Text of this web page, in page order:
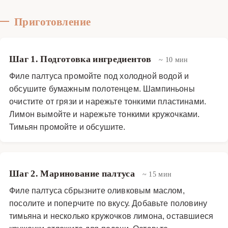
Приготовление
Шаг 1. Подготовка ингредиентов ~ 10 мин
Филе палтуса промойте под холодной водой и
обсушите бумажным полотенцем. Шампиньоны
очистите от грязи и нарежьте тонкими пластинами.
Лимон вымойте и нарежьте тонкими кружочками.
Тимьян промойте и обсушите.
Шаг 2. Маринование палтуса ~ 15 мин
Филе палтуса сбрызните оливковым маслом,
посолите и поперчите по вкусу. Добавьте половину
тимьяна и несколько кружочков лимона, оставшиеся